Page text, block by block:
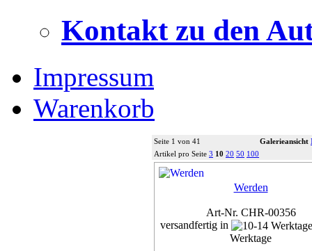
Kontakt zu den
Impressum
Warenkorb
Seite 1 von 41 Galerieansicht
Artikel pro Seite 3 10 20 50 100
Werden
Art-Nr. CHR-00356
versandfertig in
Werktage